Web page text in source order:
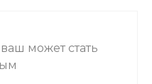
может стать